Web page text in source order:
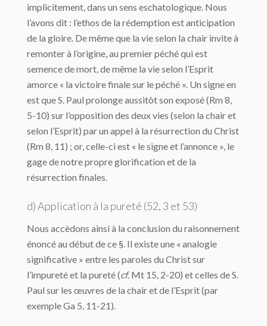
implicitement, dans un sens eschatologique. Nous
l’avons dit : l’ethos de la rédemption est anticipation
de la gloire. De même que la vie selon la chair invite à
remonter à l’origine, au premier péché qui est
semence de mort, de même la vie selon l’Esprit
amorce « la victoire finale sur le péché ». Un signe en
est que S. Paul prolonge aussitôt son exposé (Rm 8,
5-10) sur l’opposition des deux vies (selon la chair et
selon l’Esprit) par un appel à la résurrection du Christ
(Rm 8, 11) ; or, celle-ci est « le signe et l’annonce », le
gage de notre propre glorification et de la
résurrection finales.
d) Application à la pureté (52, 3 et 53)
Nous accèdons ainsi à la conclusion du raisonnement
énoncé au début de ce §. Il existe une « analogie
significative » entre les paroles du Christ sur
l’impureté et la pureté (cf. Mt 15, 2-20) et celles de S.
Paul sur les œuvres de la chair et de l’Esprit (par
exemple Ga 5, 11-21).